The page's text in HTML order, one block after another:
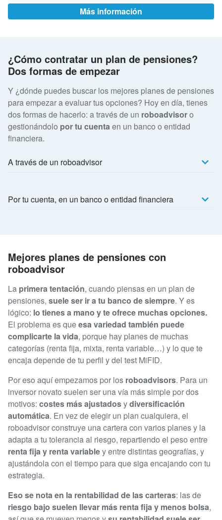
Más información
¿Cómo contratar un plan de pensiones?
Dos formas de empezar
Y ¿dónde puedes buscar los mejores planes de pensiones
para empezar a evaluar tus opciones? Hoy en día, tienes
dos formas de hacerlo: a través de un roboadvisoro
gestionándolo por tu cuentaen un banco o entidad
financiera.
A través de un roboadvisor
Por tu cuenta, en un banco o entidad financiera
Mejores planes de pensiones con
roboadvisor
La primera tentación, cuando piensas en un plan de
pensiones, suele ser ir a tu banco de siempre. Y es
lógico: lo tienes a mano y te ofrece muchas opciones.
El problema es queesa variedad también puede
complicarte la vida, porque hay planes de muchas
categorías (renta fija, mixta, renta variable…) y lo que te
encaja depende de tu perfil y del test MiFID.
Por eso aquí empezamos por los roboadvisors. Para un
inversor novato suelen ser una vía más simple por dos
motivos: costes más ajustadosydiversificación
automática. En vez de elegir un plan cualquiera, el
roboadvisor construye una cartera con varios planes y la
adapta a tu tolerancia al riesgo, repartiendo el peso entre
renta fija y renta variabley entre distintas geografías, y
ajustándola con el tiempo para que siga encajando con tu
estrategia.
Eso se nota en la rentabilidad de las carteras: las de
riesgo bajo suelen llevar más renta fija y menos bolsa,